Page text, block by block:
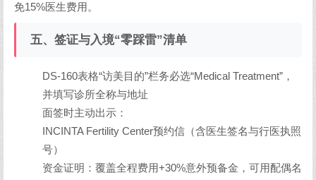
免15%医生费用。
五、签证与入境“零踩雷”清单
DS-160表格“访美目的”栏务必选“Medical Treatment”，
并填写诊所全称与地址
面签时主动出示：
INCINTA Fertility Center预约信（含医生签名与行医执照
号）
资金证明：覆盖全程费用+30%意外预备金，可用配偶名